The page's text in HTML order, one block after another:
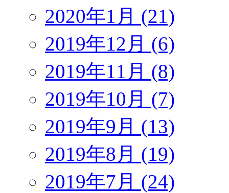
2020年1月 (21)
2019年12月 (6)
2019年11月 (8)
2019年10月 (7)
2019年9月 (13)
2019年8月 (19)
2019年7月 (24)